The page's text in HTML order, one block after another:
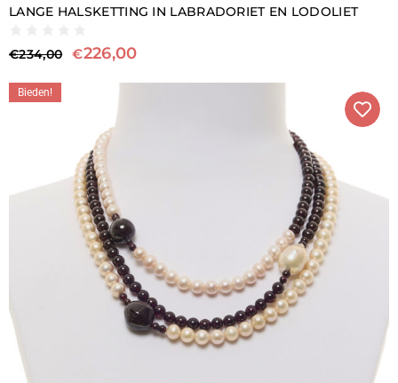
LANGE HALSKETTING IN LABRADORIET EN LODOLIET
€234,00 €226,00
Bieden!